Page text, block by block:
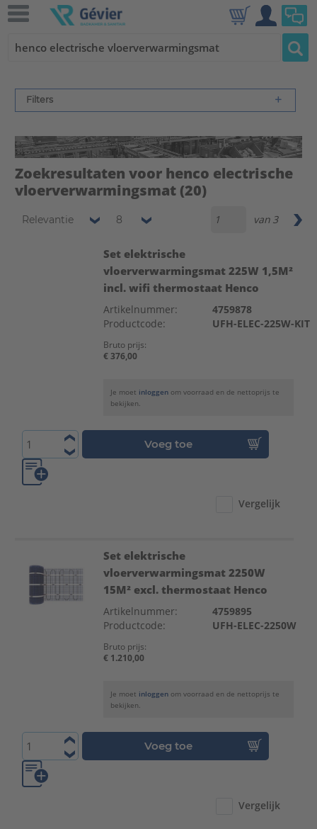
Filters
Zoekresultaten voor henco electrische
vloerverwarmingsmat (20)
Relevantie 8 van 3
Set elektrische
vloerverwarmingsmat 225W 1,5M²
incl. wifi thermostaat Henco
Artikelnummer:
4759878
Productcode:
UFH-ELEC-225W-KIT
Bruto prijs:
€ 376,00
Je moet inloggen om voorraad en de nettoprijs te
bekijken.
Voeg toe
Vergelijk
Set elektrische
vloerverwarmingsmat 2250W
15M² excl. thermostaat Henco
Artikelnummer:
4759895
Productcode:
UFH-ELEC-2250W
Bruto prijs:
€ 1.210,00
Je moet inloggen om voorraad en de nettoprijs te
bekijken.
Voeg toe
Vergelijk